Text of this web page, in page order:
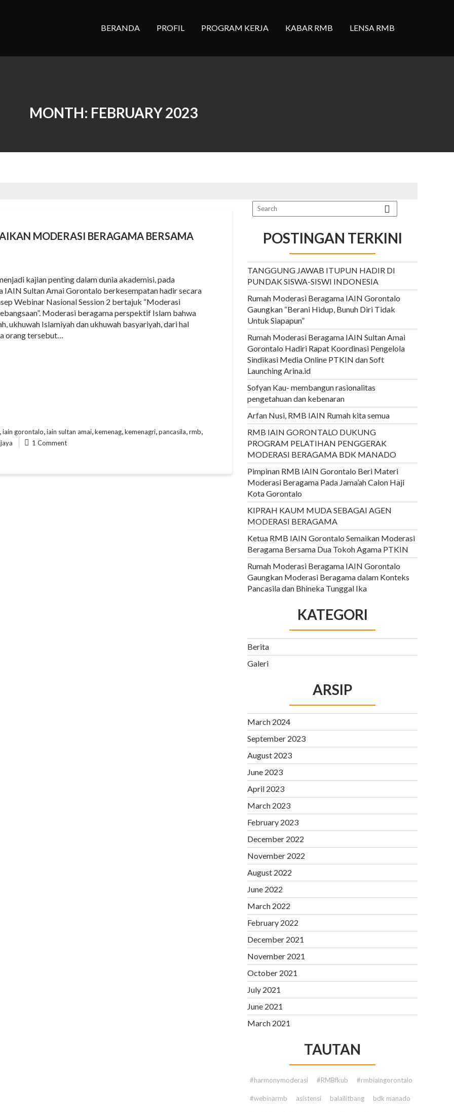
BERANDA PROFIL PROGRAM KERJA KABAR RMB LENSA RMB
MONTH: FEBRUARY 2023
MODERASI BERAGAMA BERSAMA
kajian penting dalam dunia akademisi, pada
IAIN Sultan Amai Gorontalo berkesempatan hadir secara
Webinar Nasional Session 2 bertajuk “Moderasi
Moderasi beragama perspektif Islam bahwa
ukhuwah Islamiyah dan ukhuwah basyariyah, dari hal
orang tersebut…
,iain gorontalo,iain sultan amai,kemenag,kemenagri,pancasila,rmb,
1 Comment
POSTINGAN TERKINI
TANGGUNG JAWAB ITUPUN HADIR DI
PUNDAK SISWA-SISWI INDONESIA
Rumah Moderasi Beragama IAIN Gorontalo
Gaungkan “Berani Hidup, Bunuh Diri Tidak
Untuk Siapapun”
Rumah Moderasi Beragama IAIN Sultan Amai
Gorontalo Hadiri Rapat Koordinasi Pengelola
Sindikasi Media Online PTKIN dan Soft
Launching Arina.id
Sofyan Kau- membangun rasionalitas
pengetahuan dan kebenaran
Arfan Nusi, RMB IAIN Rumah kita semua
RMB IAIN GORONTALO DUKUNG
PROGRAM PELATIHAN PENGGERAK
MODERASI BERAGAMA BDK MANADO
Pimpinan RMB IAIN Gorontalo Beri Materi
Moderasi Beragama Pada Jama’ah Calon Haji
Kota Gorontalo
KIPRAH KAUM MUDA SEBAGAI AGEN
MODERASI BERAGAMA
Ketua RMB IAIN Gorontalo Semaikan Moderasi
Beragama Bersama Dua Tokoh Agama PTKIN
Rumah Moderasi Beragama IAIN Gorontalo
Gaungkan Moderasi Beragama dalam Konteks
Pancasila dan Bhineka Tunggal Ika
KATEGORI
Berita
Galeri
ARSIP
March 2024
September 2023
August 2023
June 2023
April 2023
March 2023
February 2023
December 2022
November 2022
August 2022
June 2022
March 2022
February 2022
December 2021
November 2021
October 2021
July 2021
June 2021
March 2021
TAUTAN
#harmonymoderasi #RMBfkub #rmbiaingorontalo
#webinarmb asistensi balailitbang bdk manado